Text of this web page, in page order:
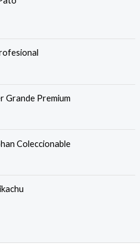
Grande Premium
Coleccionable